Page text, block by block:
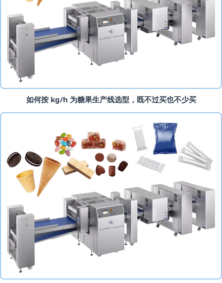
如何按 kg/h 为糖果生产线选型，既不过买也不少买